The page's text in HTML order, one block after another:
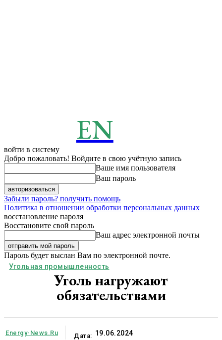
EN
войти в систему
Добро пожаловать! Войдите в свою учётную запись
Ваше имя пользователя
Ваш пароль
Забыли пароль? получить помощь
Политика в отношении обработки персональных данных
восстановление пароля
Восстановите свой пароль
Ваш адрес электронной почты
Пароль будет выслан Вам по электронной почте.
Угольная промышленность
Уголь нагружают
обязательствами
Energy-News.ru Дата: 19.06.2024